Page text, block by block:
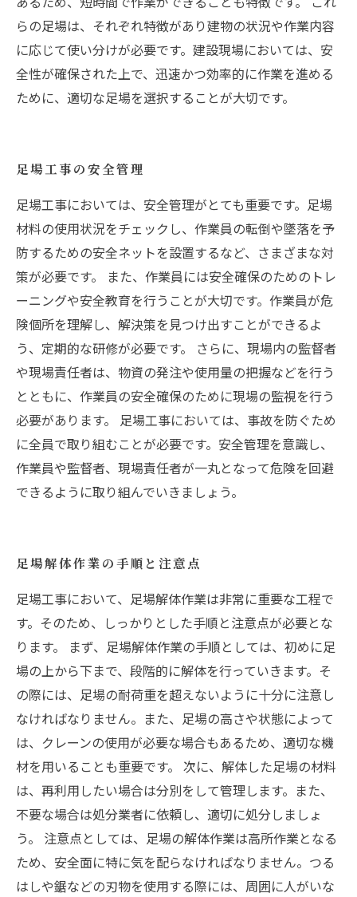
らの足場は、それぞれ特徴があり建物の状況や作業内容
に応じて使い分けが必要です。建設現場においては、安
全性が確保された上で、迅速かつ効率的に作業を進める
ために、適切な足場を選択することが大切です。
足場工事の安全管理
足場工事においては、安全管理がとても重要です。足場
材料の使用状況をチェックし、作業員の転倒や墜落を予
防するための安全ネットを設置するなど、さまざまな対
策が必要です。 また、作業員には安全確保のためのトレ
ーニングや安全教育を行うことが大切です。作業員が危
険個所を理解し、解決策を見つけ出すことができるよ
う、定期的な研修が必要です。 さらに、現場内の監督者
や現場責任者は、物資の発注や使用量の把握などを行う
とともに、作業員の安全確保のために現場の監視を行う
必要があります。 足場工事においては、事故を防ぐため
に全員で取り組むことが必要です。安全管理を意識し、
作業員や監督者、現場責任者が一丸となって危険を回避
できるように取り組んでいきましょう。
足場解体作業の手順と注意点
足場工事において、足場解体作業は非常に重要な工程で
す。そのため、しっかりとした手順と注意点が必要とな
ります。 まず、足場解体作業の手順としては、初めに足
場の上から下まで、段階的に解体を行っていきます。そ
の際には、足場の耐荷重を超えないように十分に注意し
なければなりません。また、足場の高さや状態によって
は、クレーンの使用が必要な場合もあるため、適切な機
材を用いることも重要です。 次に、解体した足場の材料
は、再利用したい場合は分別をして管理します。また、
不要な場合は処分業者に依頼し、適切に処分しましょ
う。 注意点としては、足場の解体作業は高所作業となる
ため、安全面に特に気を配らなければなりません。つる
はしや鋸などの刃物を使用する際には、周囲に人がいな